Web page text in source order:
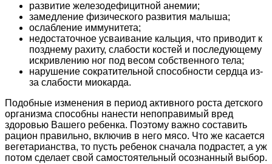
развитие железодефицитной анемии;
замедление физического развития малыша;
ослабление иммунитета;
недостаточное усваивание кальция, что приводит к
позднему рахиту, слабости костей и последующему
искривлению ног под весом собственного тела;
нарушение сократительной способности сердца из-
за слабости миокарда.
Подобные изменения в период активного роста детского
организма способны нанести непоправимый вред
здоровью Вашего ребенка. Поэтому важно составить
рацион правильно, включив в него мясо. Что же касается
вегетарианства, то пусть ребенок сначала подрастет, а уж
потом сделает свой самостоятельный осознанный выбор.